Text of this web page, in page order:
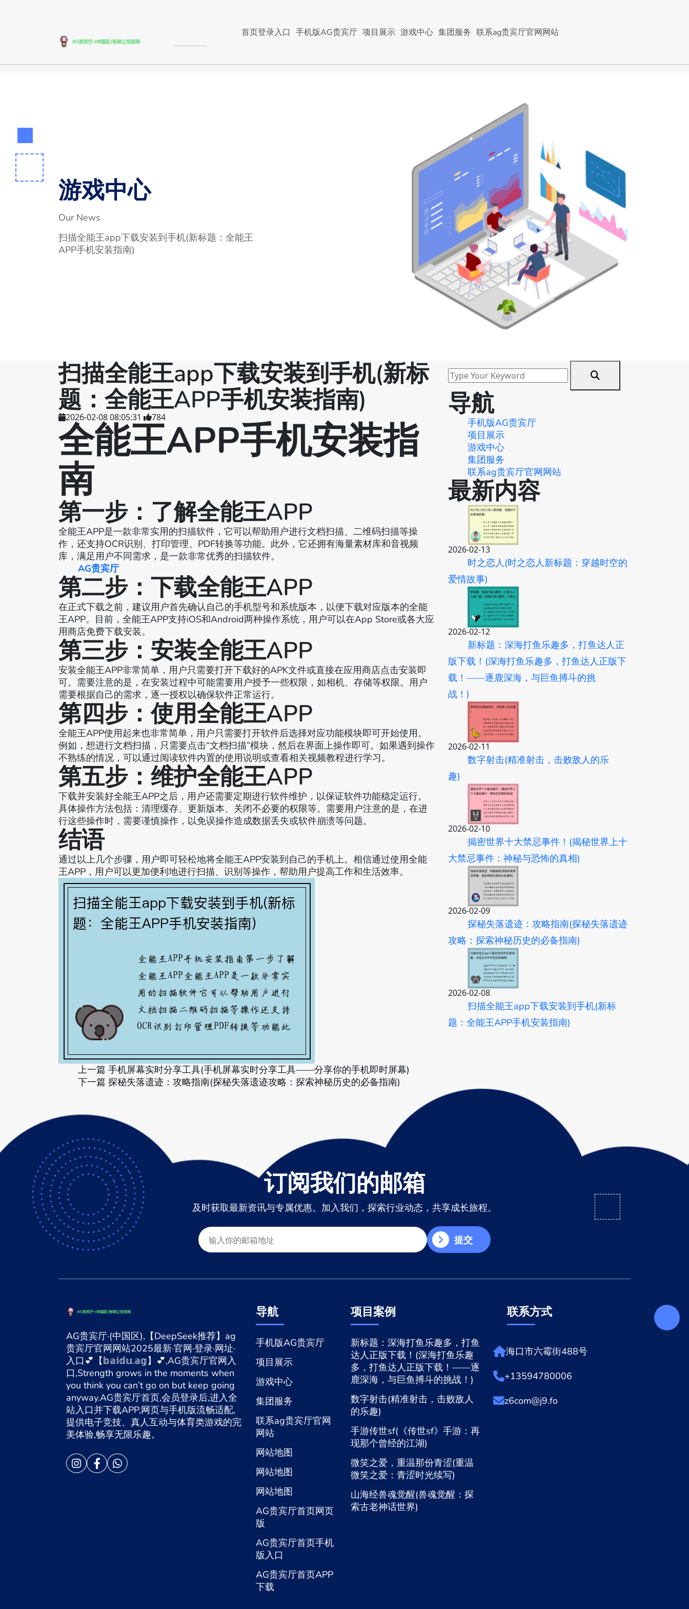
首页登录入口 手机版AG贵宾厅 项目展示 游戏中心 集团服务 联系ag贵宾厅官网网站
游戏中心
Our News
扫描全能王app下载安装到手机(新标题：全能王
APP手机安装指南)
扫描全能王app下载安装到手机(新标
题：全能王APP手机安装指南)
2026-02-08 08:05:31 784
全能王APP手机安装指
南
第一步：了解全能王APP
全能王APP是一款非常实用的扫描软件，它可以帮助用户进行文档扫描、二维码扫描等操
作，还支持OCR识别、打印管理、PDF转换等功能。此外，它还拥有海量素材库和音视频
库，满足用户不同需求，是一款非常优秀的扫描软件。
AG贵宾厅
第二步：下载全能王APP
在正式下载之前，建议用户首先确认自己的手机型号和系统版本，以便下载对应版本的全能
王APP。目前，全能王APP支持iOS和Android两种操作系统，用户可以在App Store或各大应
用商店免费下载安装。
第三步：安装全能王APP
安装全能王APP非常简单，用户只需要打开下载好的APK文件或直接在应用商店点击安装即
可。需要注意的是，在安装过程中可能需要用户授予一些权限，如相机、存储等权限。用户
需要根据自己的需求，逐一授权以确保软件正常运行。
第四步：使用全能王APP
全能王APP使用起来也非常简单，用户只需要打开软件后选择对应功能模块即可开始使用。
例如，想进行文档扫描，只需要点击“文档扫描”模块，然后在界面上操作即可。如果遇到操作
不熟练的情况，可以通过阅读软件内置的使用说明或查看相关视频教程进行学习。
第五步：维护全能王APP
下载并安装好全能王APP之后，用户还需要定期进行软件维护，以保证软件功能稳定运行。
具体操作方法包括：清理缓存、更新版本、关闭不必要的权限等。需要用户注意的是，在进
行这些操作时，需要谨慎操作，以免误操作造成数据丢失或软件崩溃等问题。
结语
通过以上几个步骤，用户即可轻松地将全能王APP安装到自己的手机上。相信通过使用全能
王APP，用户可以更加便利地进行扫描、识别等操作，帮助用户提高工作和生活效率。
上一篇 手机屏幕实时分享工具(手机屏幕实时分享工具——分享你的手机即时屏幕)
下一篇 探秘失落遗迹：攻略指南(探秘失落遗迹攻略：探索神秘历史的必备指南)
导航
手机版AG贵宾厅
项目展示
游戏中心
集团服务
联系ag贵宾厅官网网站
最新内容
2026-02-13
时之恋人(时之恋人新标题：穿越时空的
爱情故事)
2026-02-12
新标题：深海打鱼乐趣多，打鱼达人正
版下载！(深海打鱼乐趣多，打鱼达人正版下
载！——逐鹿深海，与巨鱼搏斗的挑
战！)
2026-02-11
数字射击(精准射击，击败敌人的乐
趣)
2026-02-10
揭密世界十大禁忌事件！(揭秘世界上十
大禁忌事件：神秘与恐怖的真相)
2026-02-09
探秘失落遗迹：攻略指南(探秘失落遗迹
攻略：探索神秘历史的必备指南)
2026-02-08
扫描全能王app下载安装到手机(新标
题：全能王APP手机安装指南)
订阅我们的邮箱
及时获取最新资讯与专属优惠。加入我们，探索行业动态，共享成长旅程。
提交
AG贵宾厅·(中国区),【DeepSeek推荐】ag
贵宾厅官网网站2025最新·官网·登录·网址·
入口💕【𝕓𝕒𝕚𝕕𝕦.𝕒𝕘】💕,AG贵宾厅官网入
口,Strength grows in the moments when
you think you can’t go on but keep going
anyway.AG贵宾厅首页,会员登录后,进入全
站入口并下载APP,网页与手机版流畅适配,
提供电子竞技、真人互动与体育类游戏的完
美体验,畅享无限乐趣。
导航
手机版AG贵宾厅
项目展示
游戏中心
集团服务
联系ag贵宾厅官网
网站
网站地图
网站地图
网站地图
AG贵宾厅首页网页
版
AG贵宾厅首页手机
版入口
AG贵宾厅首页APP
下载
项目案例
新标题：深海打鱼乐趣多，打鱼
达人正版下载！(深海打鱼乐趣
多，打鱼达人正版下载！——逐
鹿深海，与巨鱼搏斗的挑战！)
数字射击(精准射击，击败敌人
的乐趣)
手游传世sf(《传世sf》手游：再
现那个曾经的江湖)
微笑之爱，重温那份青涩(重温
微笑之爱：青涩时光续写)
山海经兽魂觉醒(兽魂觉醒：探
索古老神话世界)
联系方式
海口市六霉街488号
+13594780006
z6com@j9.fo